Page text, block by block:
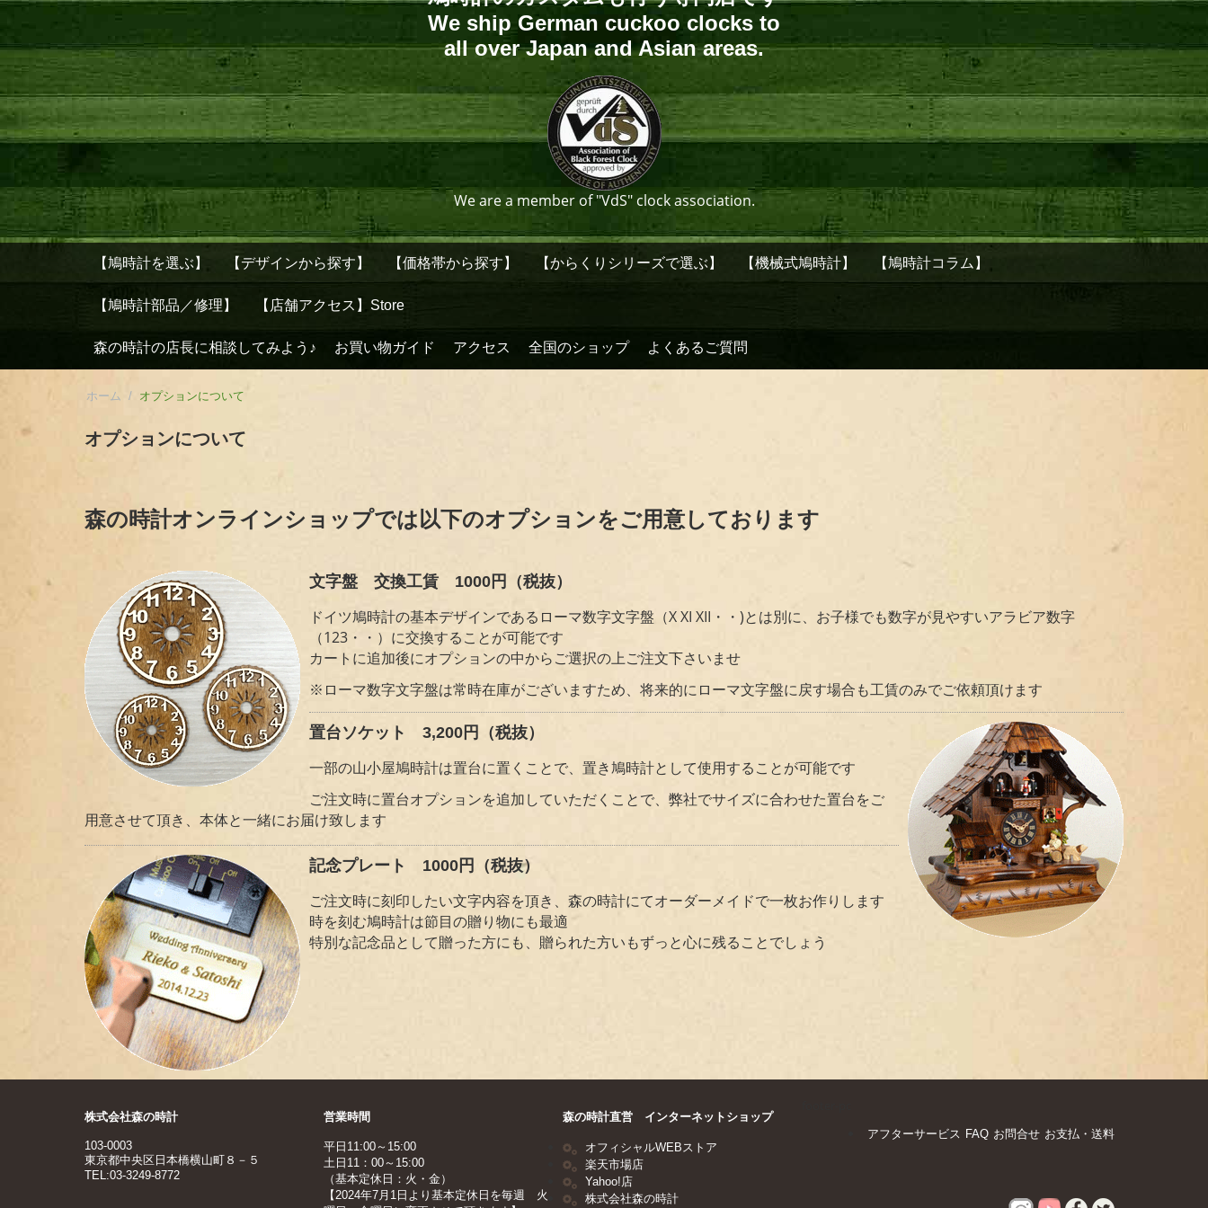
We ship German cuckoo clocks to
all over Japan and Asian areas.
We are a member of "VdS" clock association.
【鳩時計を選ぶ】 【デザインから探す】 【価格帯から探す】 【からくりシリーズで選ぶ】 【機械式鳩時計】 【鳩時計コラム】
【鳩時計部品／修理】 【店舗アクセス】Store
森の時計の店長に相談してみよう♪ お買い物ガイド アクセス 全国のショップ よくあるご質問
ホーム / オプションについて
オプションについて
森の時計オンラインショップでは以下のオプションをご用意しております
文字盤 交換工賃 1000円（税抜）
ドイツ鳩時計の基本デザインであるローマ数字文字盤（X XI XII・・)とは別に、お子様でも数字が見やすいアラビア数字
（123・・）に交換することが可能です
カートに追加後にオプションの中からご選択の上ご注文下さいませ
※ローマ数字文字盤は常時在庫がございますため、将来的にローマ文字盤に戻す場合も工賃のみでご依頼頂けます
置台ソケット 3,200円（税抜）
一部の山小屋鳩時計は置台に置くことで、置き鳩時計として使用することが可能です
ご注文時に置台オプションを追加していただくことで、弊社でサイズに合わせた置台をご
用意させて頂き、本体と一緒にお届け致します
記念プレート 1000円（税抜）
ご注文時に刻印したい文字内容を頂き、森の時計にてオーダーメイドで一枚お作りします
時を刻む鳩時計は節目の贈り物にも最適
特別な記念品として贈った方にも、贈られた方いもずっと心に残ることでしょう
株式会社森の時計
103-0003
東京都中央区日本橋横山町８－５
TEL:03-3249-8772
営業時間
平日11:00～15:00
土日11：00～15:00
（基本定休日：火・金）
【2024年7月1日より基本定休日を毎週 火
森の時計直営 インターネットショップ
オフィシャルWEBストア
楽天市場店
Yahoo!店
株式会社森の時計
お支払・送料
お問合せ
FAQ
アフターサービス